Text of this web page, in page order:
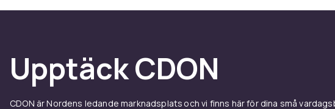
Upptäck CDON
CDON är Nordens ledande marknadsplats och vi finns här för dina små